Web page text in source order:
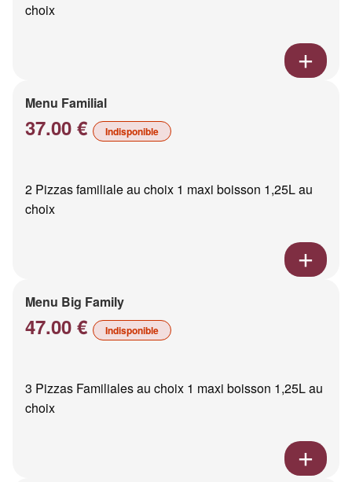
choix
Menu Familial
37.00 € Indisponible
2 Pizzas familiale au choix 1 maxi boisson 1,25L au
choix
Menu Big Family
47.00 € Indisponible
3 Pizzas Familiales au choix 1 maxi boisson 1,25L au
choix